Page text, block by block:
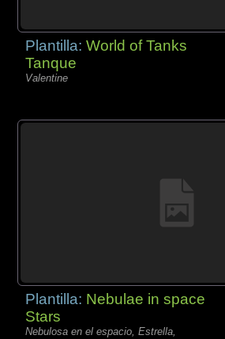
Plantilla:World of Tanks
Tanque
Valentine
Plantilla: Nebulae in space
Stars
Nebulosa en el espacio, Estrella,